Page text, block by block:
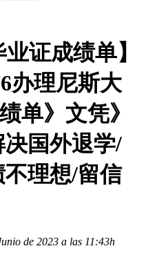
证成绩单】
办理尼斯大
单》文凭》
国外退学/
理想/留信
de 2023 a las 11:43h